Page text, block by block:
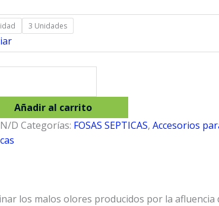
3 Unidades
Añadir al carrito
N/D Categorías: FOSAS SEPTICAS,Accesorios
los malos olores producidos por la